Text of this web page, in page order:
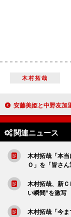
木村拓哉
安藤美姫と中野友加里がトークショー 元日本代表スケ
関連ニュース
木村拓哉「本
Ｏ」を「皆さん
木村拓哉、新
い瞬間”を激写
木村拓哉「今